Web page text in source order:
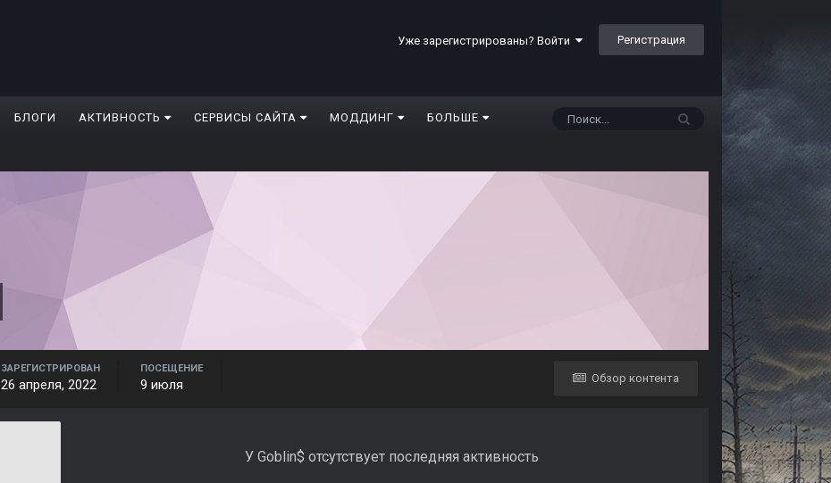
Уже зарегистрированы? Войти Регистрация
БЛОГИ АКТИВНОСТЬ СЕРВИСЫ САЙТА МОДДИНГ БОЛЬШЕ
Обзор контента
ЗАРЕГИСТРИРОВАН
26 апреля, 2022
ПОСЕЩЕНИЕ
9 июля
У Goblin$ отсутствует последняя активность